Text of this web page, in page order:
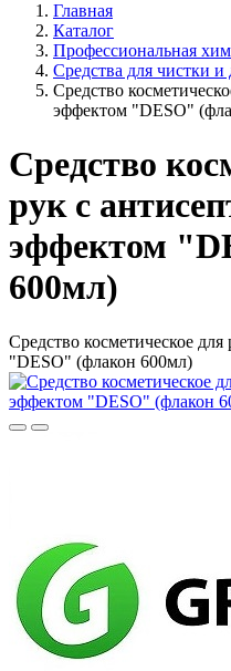
Главная
Каталог
Профессиональная
Средства для чистки
Средство
эффектом "DESO"
Средство
рук с
эффектом
600мл)
Средство косметическое
"DESO" (флакон 600мл)